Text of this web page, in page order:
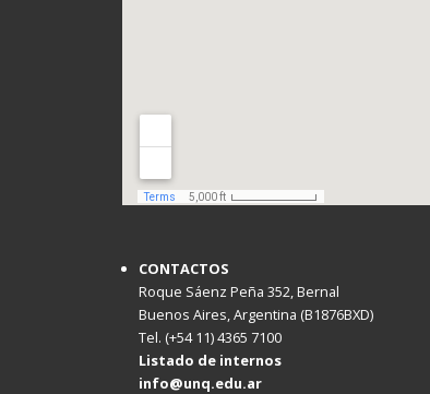
CONTACTOS
Roque Sáenz Peña 352, Bernal
Buenos Aires, Argentina (B1876BXD)
Tel. (+54 11) 4365 7100
Listado de internos
info@unq.edu.ar